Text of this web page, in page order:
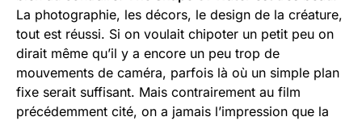
La photographie, les décors, le design de la créature,
tout est réussi. Si on voulait chipoter un petit peu on
dirait même qu’il y a encore un peu trop de
mouvements de caméra, parfois là où un simple plan
fixe serait suffisant. Mais contrairement au film
précédemment cité, on a jamais l’impression que la